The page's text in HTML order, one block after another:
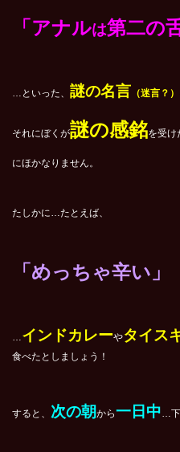
「アナルは第二の
…といった、 謎の名言 （迷言？）
それにぼくが謎の感銘を受
にほかなりません。
たしかに…たとえば、
「めっちゃ辛い」
…インドカレーやタイス
食べたとしましょう！
すると、 次の朝から一日中…下